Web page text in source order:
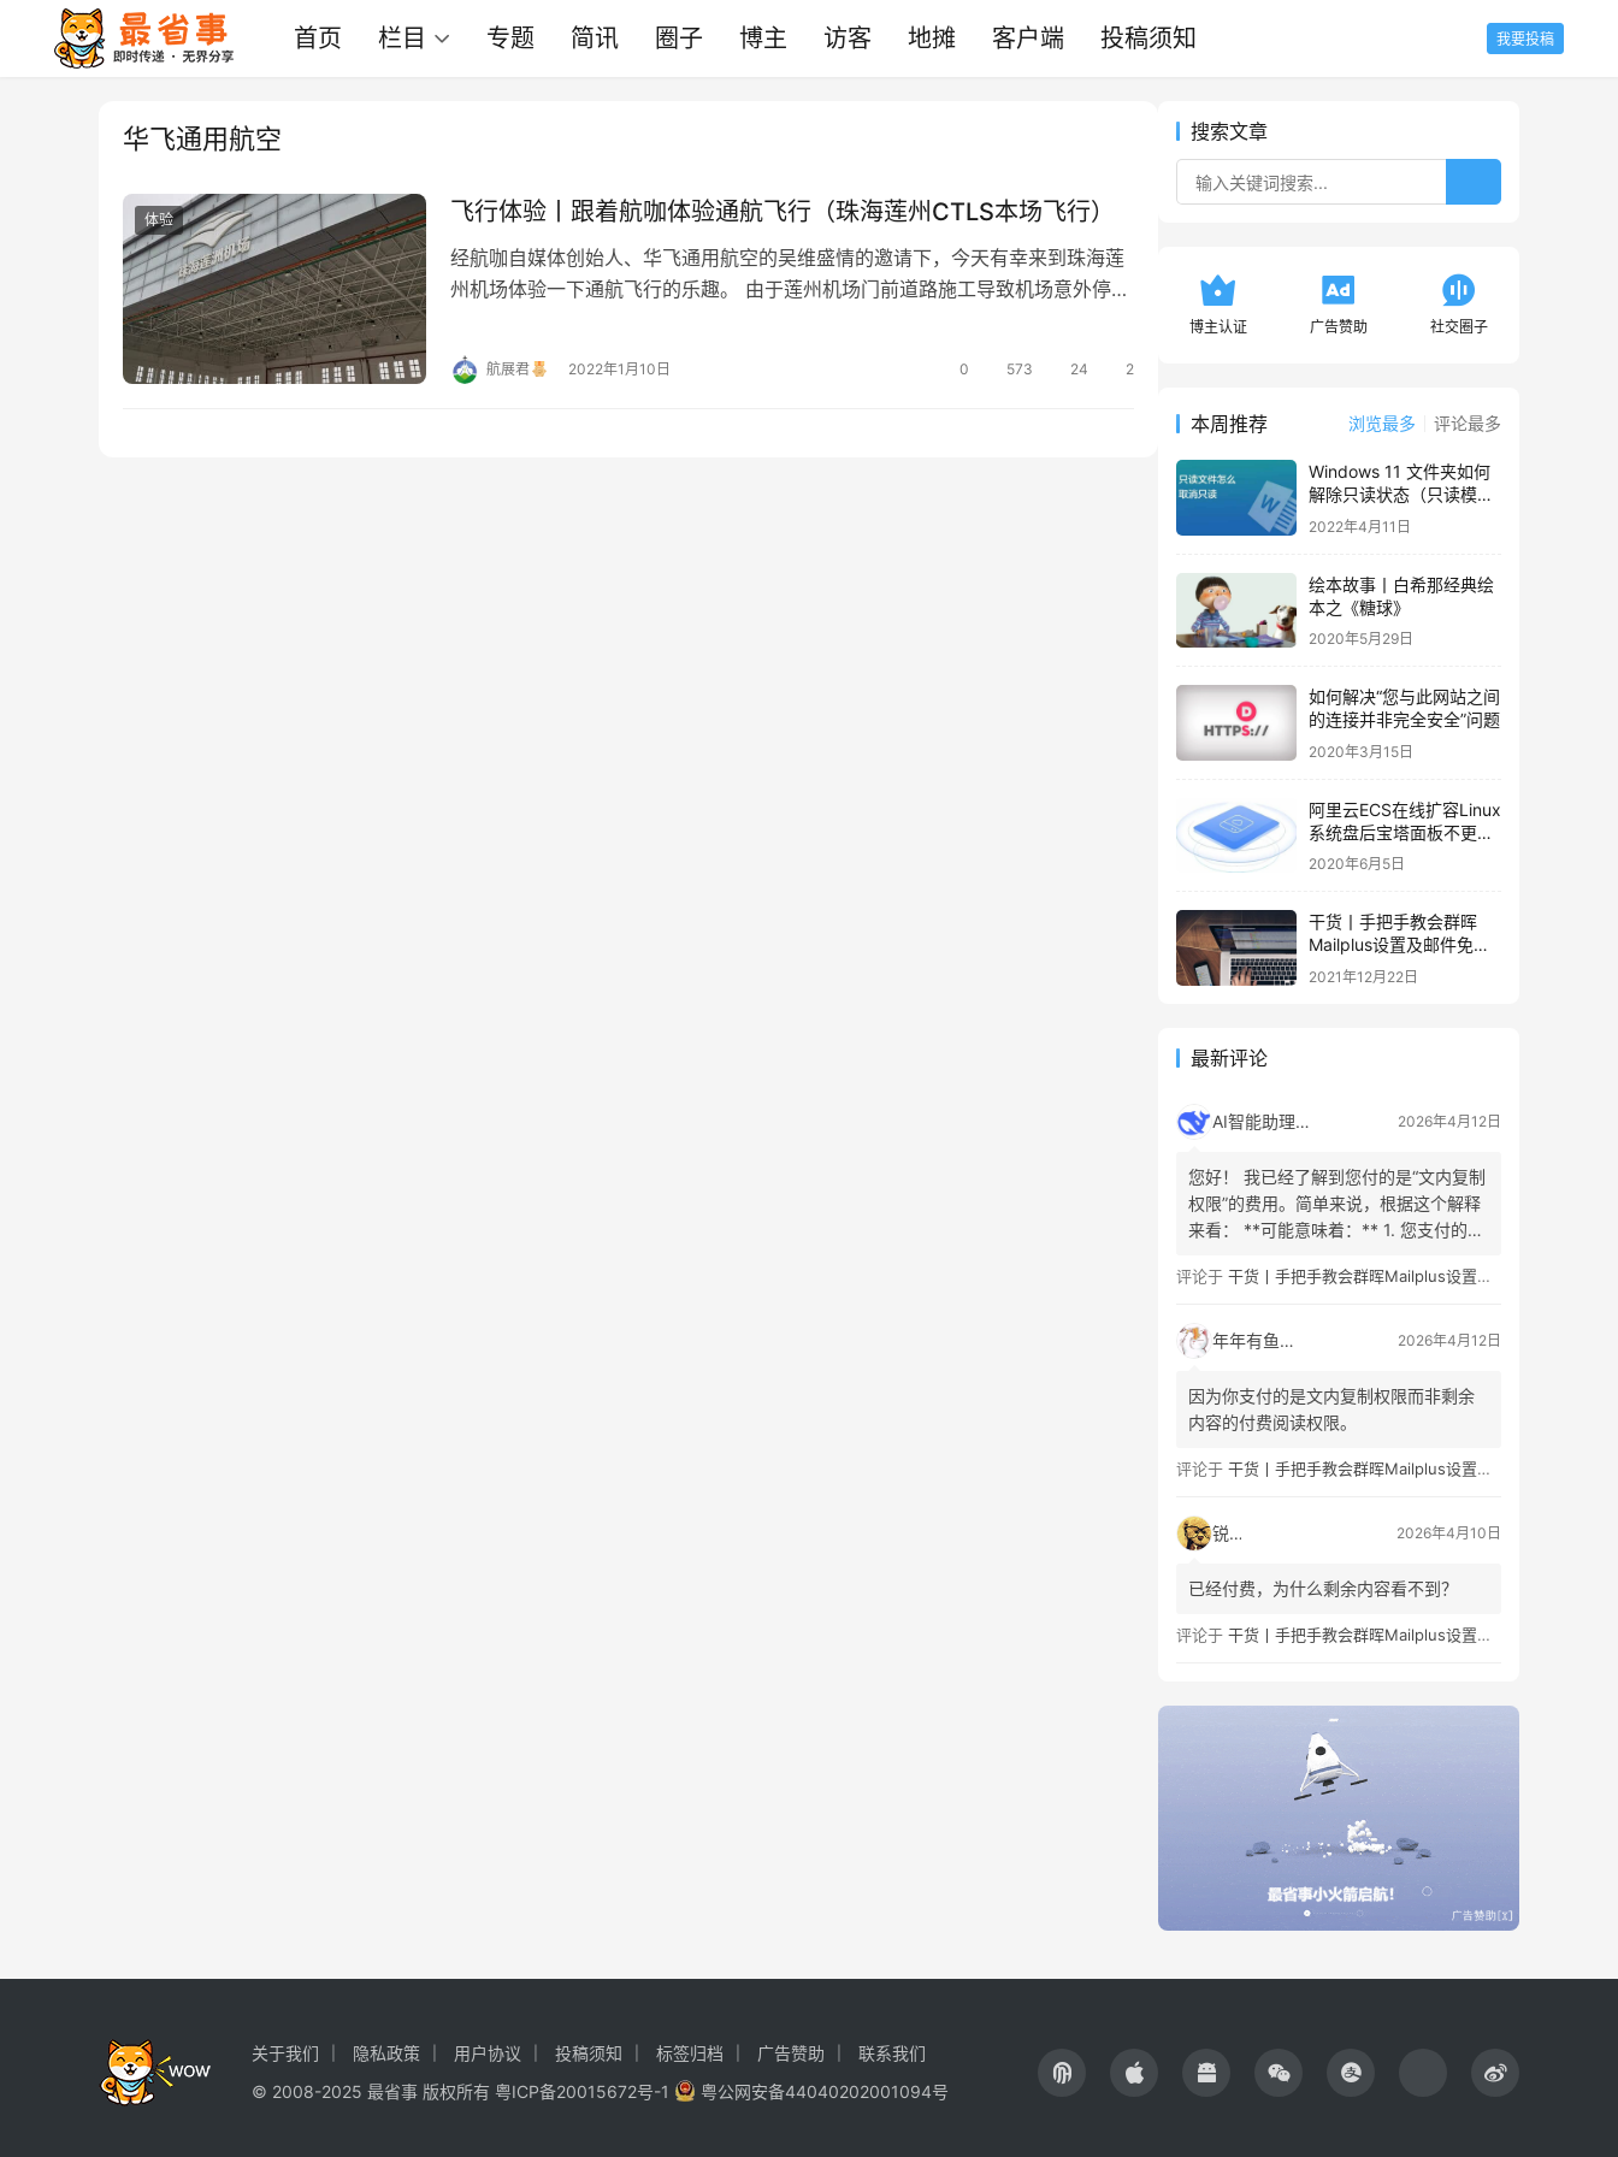
首页 栏目 专题 简讯 圈子 博主 访客 地摊 客户端 投稿须知 我要投稿
华飞通用航空
体验 飞行体验丨跟着航咖体验通航飞行（珠海莲州CTLS本场飞行）
经航咖自媒体创始人、华飞通用航空的吴维盛情的邀请下，今天有幸来到珠海莲
州机场体验一下通航飞行的乐趣。 由于莲州机场门前道路施工导致机场意外停电
航展君 2022年1月10日 0 573 24 2
搜索文章
博主认证 广告赞助 社交圈子
本周推荐 浏览最多 评论最多
Windows 11 文件夹如何
解除只读状态（只读模
式）
2022年4月11日
绘本故事丨白希那经典绘
本之《糖球》
2020年5月29日
如何解决“您与此网站之间
的连接并非完全安全”问题
2020年3月15日
阿里云ECS在线扩容Linux
系统盘后宝塔面板不更新
容量的解决办法
2020年6月5日
干货丨手把手教会群晖
Mailplus设置及邮件免拒
收（SPF、DMARC、
DKIM）
2021年12月22日
最新评论
AI智能助理 2026年4月12日
您好！ 我已经了解到您付的是“文内复制
权限”的费用。简单来说，根据这个解释
来看： **可能意味着：** 1. 您支付的是
内容**的权利（例如，已公开的文章部
理的分发。 2. 您看的内容是有限的、付
费/免费阅读的章节组合。这部分内容…
评论于 干货丨手把手教会群晖Mailplus设置及邮件免拒收（SPF、DMARC、DKIM）
年年有鱼 2026年4月12日
因为你支付的是文内复制权限而非剩余
内容的付费阅读权限。
评论于 干货丨手把手教会群晖Mailplus设置及邮件免拒收（SPF、DMARC、DKIM）
锐子 2026年4月10日
已经付费，为什么剩余内容看不到？
评论于 干货丨手把手教会群晖Mailplus设置及邮件免拒收（SPF、DMARC、DKIM）
关于我们 隐私政策 用户协议 投稿须知 标签归档 广告赞助
联系我们
© 2008-2025 最省事 版权所有 粤ICP备20015672号-1 粤公网安备44040202001094号